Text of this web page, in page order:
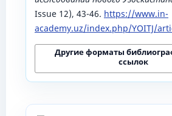
Issue 12), 43-46. https://www.in-
academy.uz/index.php/YOITJ/
Другие форматы
ссылок